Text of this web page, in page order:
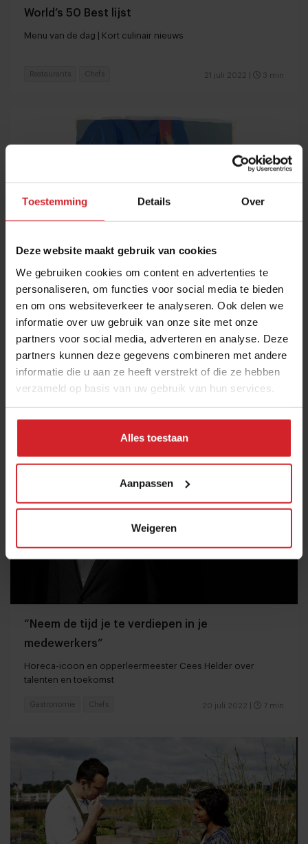
Toestemming Details Over
Deze website maakt gebruik van cookies
We gebruiken cookies om content en advertenties te
personaliseren, om functies voor social media te bieden
en om ons websiteverkeer te analyseren. Ook delen we
informatie over uw gebruik van onze site met onze
partners voor social media, adverteren en analyse. Deze
partners kunnen deze gegevens combineren met andere
informatie die u aan ze heeft verstrekt of die ze hebben
verzameld op basis van uw gebruik van hun services.
Alles toestaan
Aanpassen
Weigeren
World’s 50 Best lijst
Menu van de dag | Kort culinair nieuws
21 juli 2022 3 min
Restaurants Chefs
De 10 geboden van Goede Vissers Jan en
Barbara Geertsema
"Door de hele keten te beheersen, vang ik meer geld en
20 juli 2022 | 8 min
Producenten Duurzaamheid
“Neem de tijd je te verdiepen in je
medewerkers”
Horeca-icoon en opperleermeester Cees Helder over
talenten en toekomst
20 juli 2022 7 min
Gastronomie Chefs